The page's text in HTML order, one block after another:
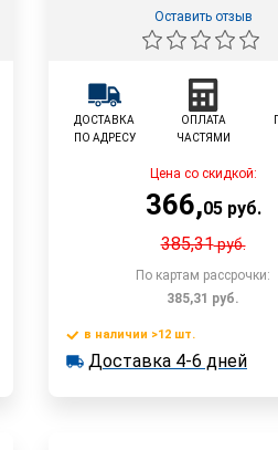
Оставить отзыв
ДОСТАВКА
ПО АДРЕСУ
ОПЛАТА
ЧАСТЯМИ
Цена со скидкой:
366,05руб.
385,31руб.
По картам рассрочки:
385,31 руб.
В
в наличии >12 шт.
в наличии >12 шт.
Доставка 4-6 дней